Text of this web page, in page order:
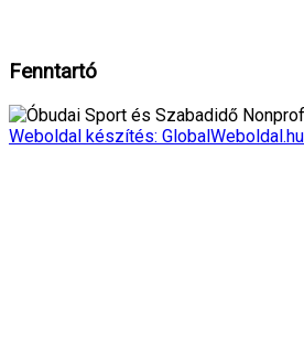
Fenntartó
Óbudai Sport és Szabadidő
Weboldal készítés: GlobalWeboldal.hu